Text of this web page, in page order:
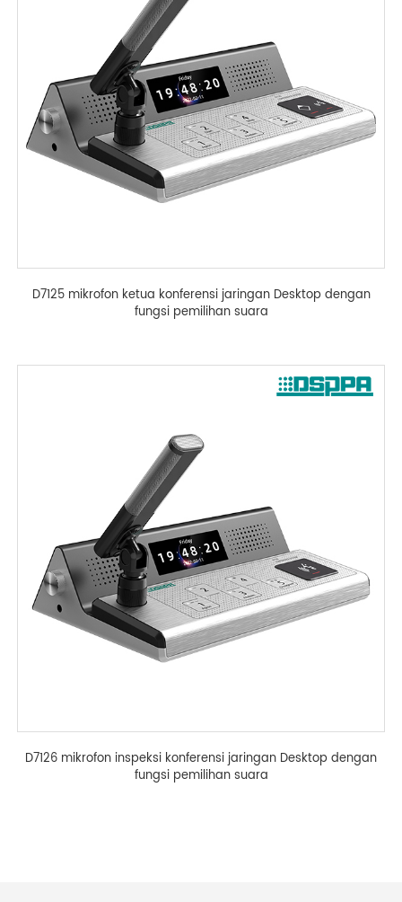
D7125 mikrofon ketua konferensi jaringan Desktop dengan
fungsi pemilihan suara
D7126 mikrofon inspeksi konferensi jaringan Desktop dengan
fungsi pemilihan suara